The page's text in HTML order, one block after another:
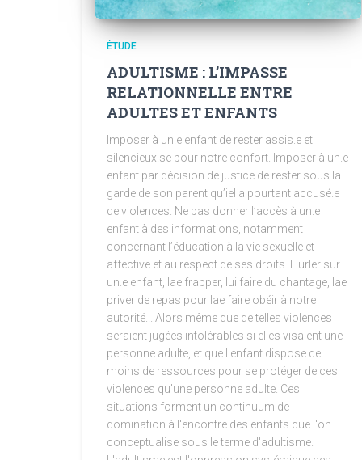
ÉTUDE
ADULTISME : L’IMPASSE
RELATIONNELLE ENTRE
ADULTES ET ENFANTS
Imposer à un.e enfant de rester assis.e et
silencieux.se pour notre confort. Imposer à un.e
enfant par décision de justice de rester sous la
garde de son parent qu’iel a pourtant accusé.e
de violences. Ne pas donner l’accès à un.e
enfant à des informations, notamment
concernant l’éducation à la vie sexuelle et
affective et au respect de ses droits. Hurler sur
un.e enfant, lae frapper, lui faire du chantage, lae
priver de repas pour lae faire obéir à notre
autorité... Alors même que de telles violences
seraient jugées intolérables si elles visaient une
personne adulte, et que l'enfant dispose de
moins de ressources pour se protéger de ces
violences qu'une personne adulte. Ces
situations forment un continuum de
domination à l'encontre des enfants que l'on
conceptualise sous le terme d'adultisme.